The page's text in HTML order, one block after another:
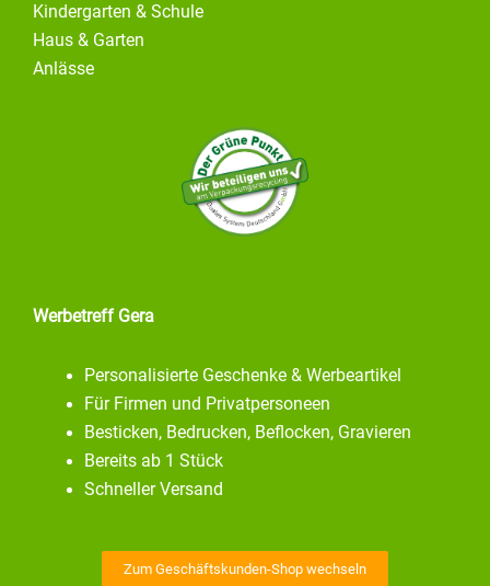
Kindergarten & Schule
Haus & Garten
Anlässe
Werbetreff Gera
Personalisierte Geschenke & Werbeartikel
Für Firmen und Privatpersoneen
Besticken, Bedrucken, Beflocken, Gravieren
Bereits ab 1 Stück
Schneller Versand
Zum Geschäftskunden-Shop wechseln